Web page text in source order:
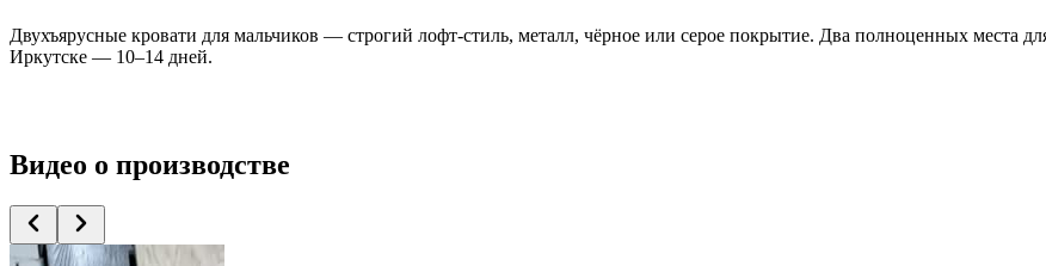
Двухъярусные кровати для мальчиков — строгий лофт-стиль, металл, чёрное или серое покрытие. Два полноценных места
Иркутске — 10–14 дней.
Видео о производстве